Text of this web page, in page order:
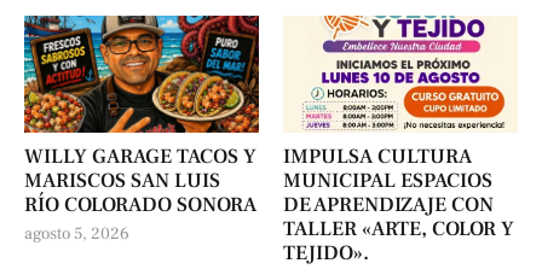
WILLY GARAGE TACOS Y
MARISCOS SAN LUIS
RÍO COLORADO SONORA
agosto 5, 2026
IMPULSA CULTURA
MUNICIPAL ESPACIOS
DE APRENDIZAJE CON
TALLER «ARTE, COLOR Y
TEJIDO».